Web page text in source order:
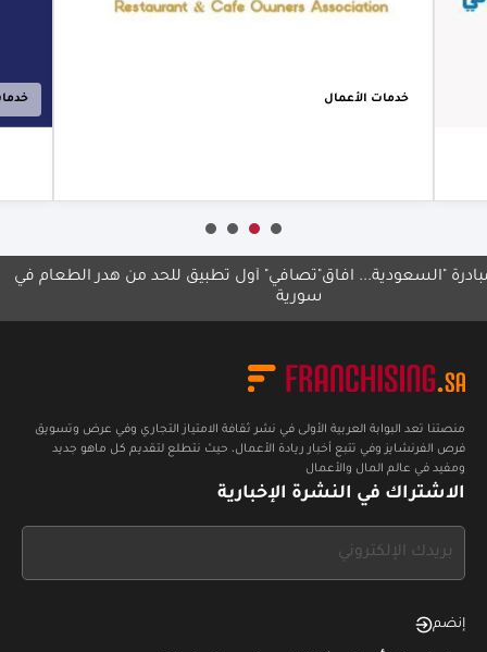
خدمات الأعمال
معرض Hotel &
2026
آفاق "تصافي" أول تطبيق للحد من هدر الطعام في
سورية
منصتنا تعد البوابة العربية الأولى في نشر ثقافة الامتياز التجاري وفي عرض وتسويق
فرص الفرنشايز وفي تتبع أخبار ريادة الأعمال، حيث نتطلع لتقديم كل ماهو جديد
ومفيد في عالم المال والأعمال
الاشتراك في النشرة الإخبارية
this,
إنضم